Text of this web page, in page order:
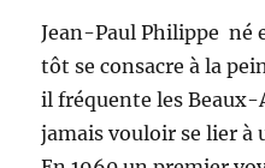
Jean-Paul Philippe né
tôt se consacre à la
il fréquente les Beaux-
jamais vouloir se lier à